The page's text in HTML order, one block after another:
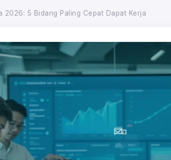
2026: 5 Bidang Paling Cepat Dapat Kerja